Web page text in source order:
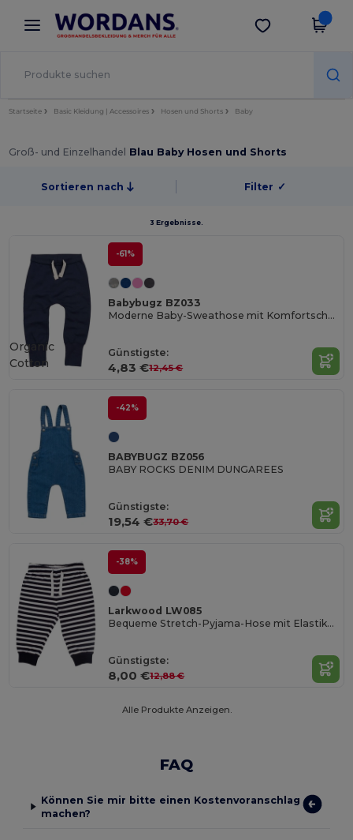
× Wordans App
Bessere Preise in der App!
App holen
Startseite Basic Kleidung | Accessoires Hosen und Shorts Baby
Groß- und Einzelhandel Blau Baby Hosen und Shorts
Sortieren nach Filter ✓
3 Ergebnisse.
-61%
Babybugz BZ033
Moderne Baby-Sweathose mit Komfortschnitt
Günstigste:
4,83 €12,45 €
Organic
Cotton
-42%
BABYBUGZ BZ056
BABY ROCKS DENIM DUNGAREES
Günstigste:
19,54 €33,70 €
-38%
Larkwood LW085
Bequeme Stretch-Pyjama-Hose mit Elastikbund
Günstigste:
8,00 €12,88 €
Alle Produkte Anzeigen.
FAQ
Können Sie mir bitte einen Kostenvoranschlag
machen?